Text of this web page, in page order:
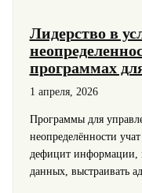
Лидерство в
программах
1 апреля, 2026
Программы для
неопределённости
дефицит информации,
данных, выстраивать